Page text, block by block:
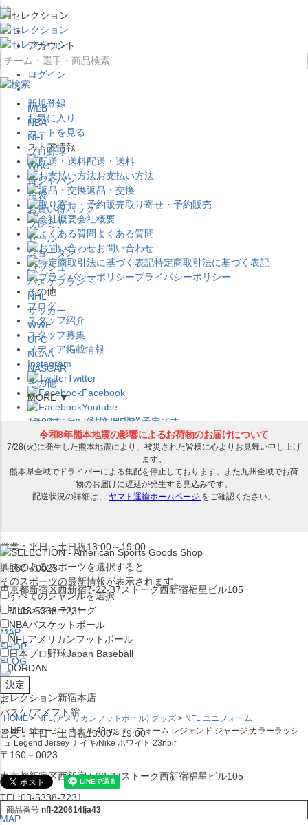
×
アカウント
ログイン
新規登録
お気に入り
カートを見る
ストア情報
配送・送料
お支払い方法
返品・交換
取り寄せ・予約販売
会社概要
よくある質問
お問い合わせ
特定商取引法に基づく表記
プライバシーポリシー
その他
ブログ
スタッフ紹介
スタッフ募集
メディア掲載情報
Instagram
Twitter
Facebook
Youtube
セレクション公式LINE@
営業：平日・土日祝13:00～19:00
〒160－0023
東京都新宿区西新宿7-22-37ストーク西新宿福星ビル105
TEL:03-5338-7231
MAP
SHOP
BLOG
セレクション新宿本店
バスケ/アメフト館
営業：平日・土日祝13:00～19:00
〒160－0023
東京都新宿区西新宿7-22-37ストーク西新宿福星ビル105
TEL:03-5338-7231
MAP
MLB
NBA
NFL
プロ野球
WBC
侍ジャパン
福袋
お買い得パック
プレミア
セール
ジョーダン
バッシュ
バスケブランド
NHL
サッカー
WWE
UFC
NCAA
NASCAR
その他
MORE ▼
12:00までのご注文は発送予定です。
在庫品は 1-3営業日内で発送!! ※お取寄せ商品は対象外
興味のあるスポーツを選択すると
そのスポーツの最新情報が表示されます。
すべてのジャンルを選択
MLBメジャーリーグ
NBAバスケットボール
NFL アメリカンフットボール
日本プロ野球Japan Baseball
JORDAN
x
HOME NFL(アメリカンフットボール) グッズ
NFL ユニフォーム
NFL ジョージ・キトル 49ers ユニフォーム レジェンド ジャージ カラーラッシ
ュ Legend Jersey ナイキ/Nike ホワイト 23nplf
商品番号 nfl-220614lja43